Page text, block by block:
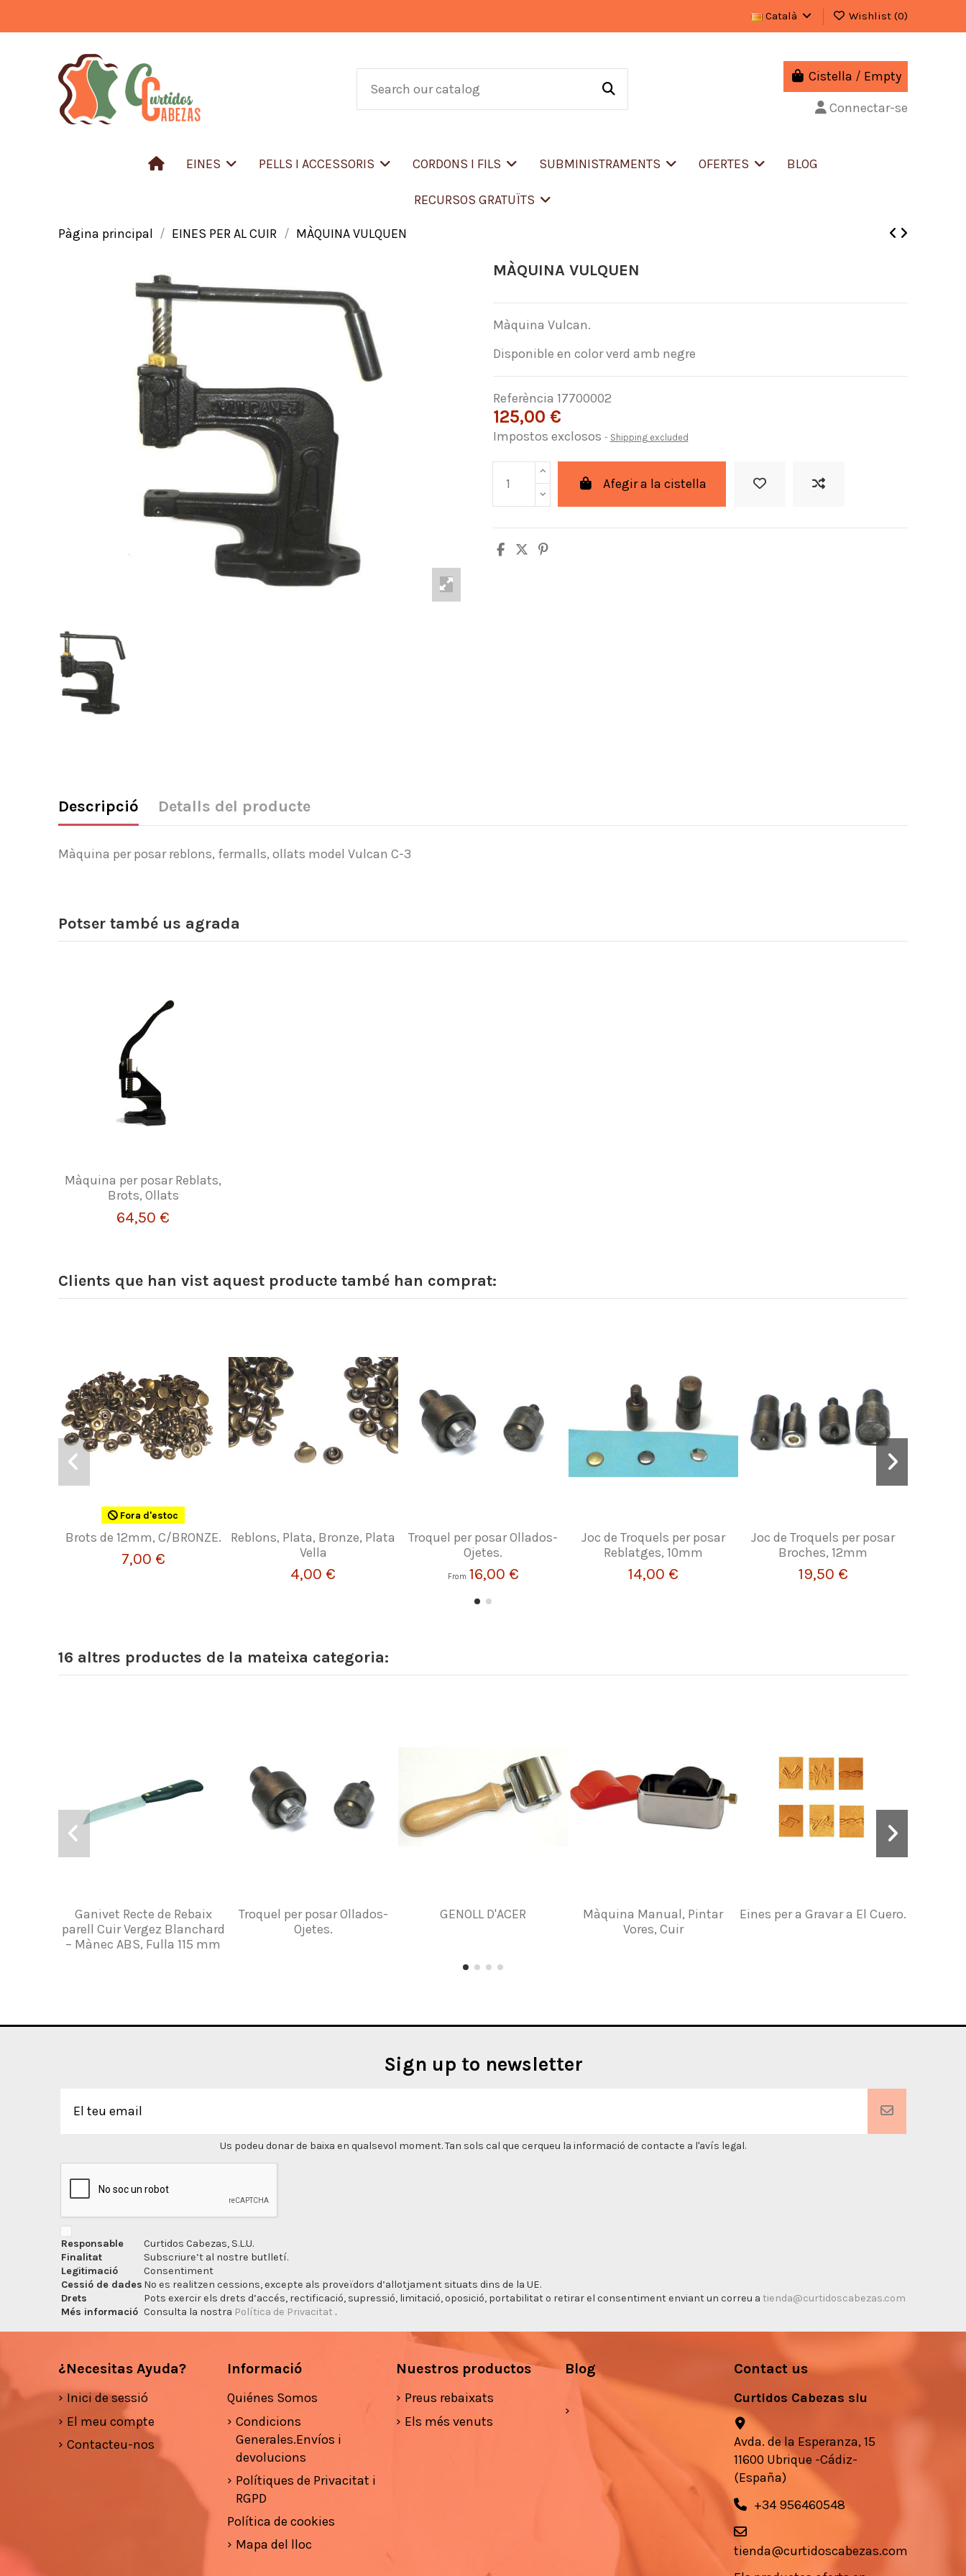
Català Wishlist (0)
Cistella / Empty
Connectar-se
EINES PELLS I ACCESSORIS CORDONS I FILS SUBMINISTRAMENTS OFERTES BLOG
RECURSOS GRATUÏTS
Pàgina principal EINES PER AL CUIR MÀQUINA VULQUEN
MÀQUINA VULQUEN
Màquina Vulcan.
Disponible en color verd amb negre
Referència 17700002
125,00 €
Impostos exclosos Shipping excluded
Afegir a la cistella
Descripció Detalls del producte
Màquina per posar reblons, fermalls, ollats model Vulcan C-3
Potser també us agrada
Màquina per posar Reblats,
Brots, Ollats
64,50 €
Clients que han vist aquest producte també han comprat:
Fora d'estoc
Brots de 12mm, C/BRONZE.
7,00 €
Reblons, Plata, Bronze, Plata
Vella
4,00 €
Troquel per posar Ollados-
Ojetes.
From 16,00 €
Joc de Troquels per posar
Reblatges, 10mm
14,00 €
Joc de Troquels per posar
Broches, 12mm
19,50 €
16 altres productes de la mateixa categoria:
Ganivet Recte de Rebaix
parell Cuir Vergez Blanchard
– Mànec ABS, Fulla 115 mm
Troquel per posar Ollados-
Ojetes.
GENOLL D'ACER
Màquina Manual, Pintar
Vores, Cuir
Eines per a Gravar a El Cuero.
Sign up to newsletter
Us podeu donar de baixa en qualsevol moment. Tan sols cal que cerqueu la informació de contacte a l'avís legal.
Responsable
Curtidos Cabezas, S.L.U.
Finalitat
Subscriure’t al nostre butlletí.
Legitimació
Consentiment
Cessió de dades No es realitzen cessions, excepte als proveïdors d’allotjament situats dins de la UE.
Drets
Pots exercir els drets d’accés, rectificació, supressió, limitació, oposició, portabilitat o retirar el consentiment enviant un correu a tienda@curtidoscabezas.com
Més informació Consulta la nostra Política de Privacitat .
¿Necesitas Ayuda?
Inici de sessió
El meu compte
Contacteu-nos
Informació
Quiénes Somos
Condicions
Generales.Envíos i
devolucions
Polítiques de Privacitat i
RGPD
Política de cookies
Mapa del lloc
Nuestros productos
Preus rebaixats
Els més venuts
Blog Contact us
Curtidos Cabezas slu
Avda. de la Esperanza, 15
11600 Ubrique -Cádiz-
(España)
+34 956460548
tienda@curtidoscabezas.com